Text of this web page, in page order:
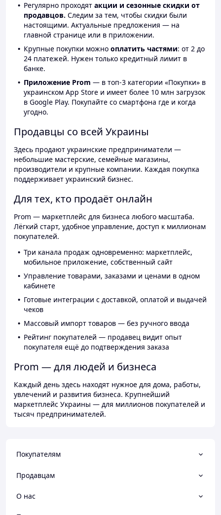
Регулярно проходят акции и сезонные скидки от
продавцов. Следим за тем, чтобы скидки были
настоящими. Актуальные предложения — на
главной странице или в приложении.
Крупные покупки можно оплатить частями: от 2 до
24 платежей. Нужен только кредитный лимит в
банке.
Приложение Prom — в топ-3 категории «Покупки» в
украинском App Store и имеет более 10 млн загрузок
в Google Play. Покупайте со смартфона где и когда
угодно.
Продавцы со всей Украины
Здесь продают украинские предприниматели —
небольшие мастерские, семейные магазины,
производители и крупные компании. Каждая покупка
поддерживает украинский бизнес.
Для тех, кто продаёт онлайн
Prom — маркетплейс для бизнеса любого масштаба.
Лёгкий старт, удобное управление, доступ к миллионам
покупателей.
Три канала продаж одновременно: маркетплейс,
мобильное приложение, собственный сайт
Управление товарами, заказами и ценами в одном
кабинете
Готовые интеграции с доставкой, оплатой и выдачей
чеков
Массовый импорт товаров — без ручного ввода
Рейтинг покупателей — продавец видит опыт
покупателя ещё до подтверждения заказа
Prom — для людей и бизнеса
Каждый день здесь находят нужное для дома, работы,
увлечений и развития бизнеса. Крупнейший
маркетплейс Украины — для миллионов покупателей и
тысяч предпринимателей.
Покупателям
Продавцам
О нас